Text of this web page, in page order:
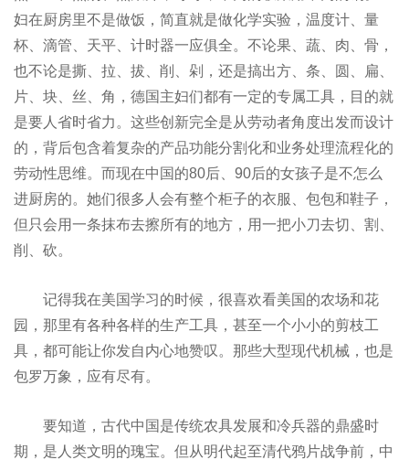
妇在厨房里不是做饭，简直就是做化学实验，温度计、量
杯、滴管、天平、计时器一应俱全。不论果、蔬、肉、骨，
也不论是撕、拉、拔、削、剁，还是搞出方、条、圆、扁、
片、块、丝、角，德国主妇们都有一定的专属工具，目的就
是要人省时省力。这些创新完全是从劳动者角度出发而设计
的，背后包含着复杂的产品功能分割化和业务处理流程化的
劳动性思维。而现在中国的80后、90后的女孩子是不怎么
进厨房的。她们很多人会有整个柜子的衣服、包包和鞋子，
但只会用一条抹布去擦所有的地方，用一把小刀去切、割、
削、砍。
记得我在美国学习的时候，很喜欢看美国的农场和花
园，那里有各种各样的生产工具，甚至一个小小的剪枝工
具，都可能让你发自内心地赞叹。那些大型现代机械，也是
包罗万象，应有尽有。
要知道，古代中国是传统农具发展和冷兵器的鼎盛时
期，是人类文明的瑰宝。但从明代起至清代鸦片战争前，中